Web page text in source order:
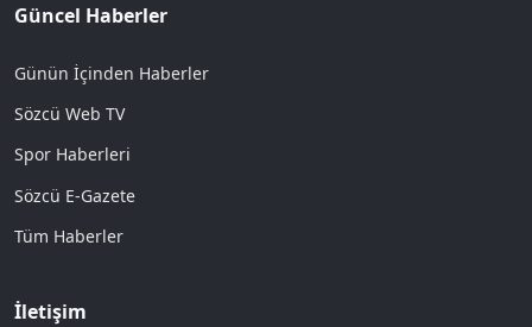
Güncel Haberler
Günün İçinden Haberler
Sözcü Web TV
Spor Haberleri
Sözcü E-Gazete
Tüm Haberler
İletişim